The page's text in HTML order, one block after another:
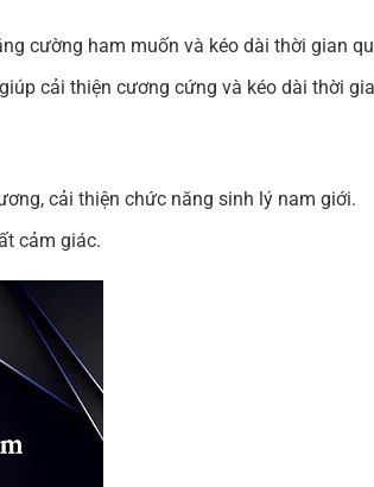
cường ham muốn và kéo dài thời gian
cải thiện cương cứng và kéo dài thời
cải thiện chức năng sinh lý nam giới.
cảm giác.